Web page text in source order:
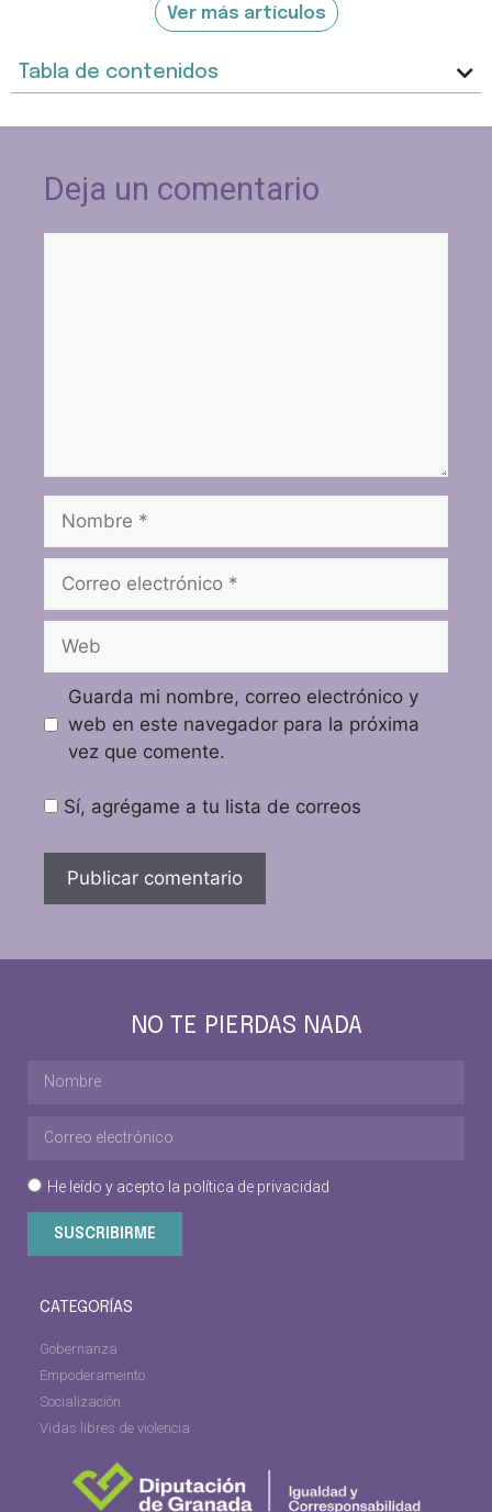
Ver más artículos
Tabla de contenidos
Deja un comentario
Guarda mi nombre, correo electrónico y
web en este navegador para la próxima
vez que comente.
Sí, agrégame a tu lista de correos
CATEGORÍAS
Gobernanza
Empoderameinto
Socialización
Vidas libres de violencia
NO TE PIERDAS NADA
He leído y acepto la política de privacidad
SUSCRIBIRME